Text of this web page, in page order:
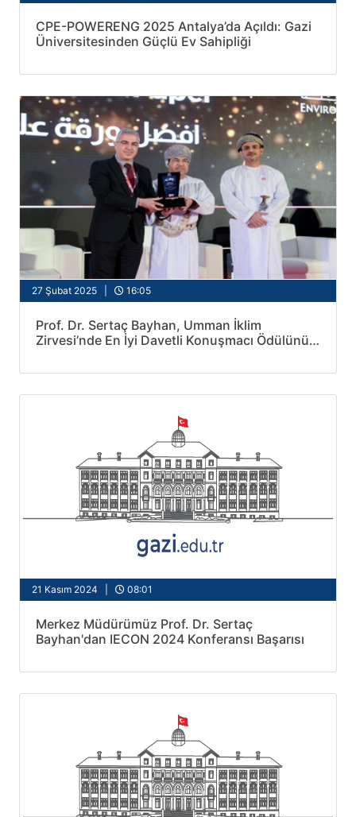
CPE-POWERENG 2025 Antalya’da Açıldı: Gazi
Üniversitesinden Güçlü Ev Sahipliği
27 Şubat 2025 | 16:05
Prof. Dr. Sertaç Bayhan, Umman İklim
Zirvesi’nde En İyi Davetli Konuşmacı Ödülünü
21 Kasım 2024 | 08:01
Merkez Müdürümüz Prof. Dr. Sertaç
Bayhan'dan IECON 2024 Konferansı Başarısı